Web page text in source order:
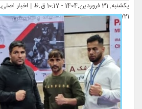
یکشنبه, 31 فروردین,1404 - 10:17 ق.ظ | اخبار
13721